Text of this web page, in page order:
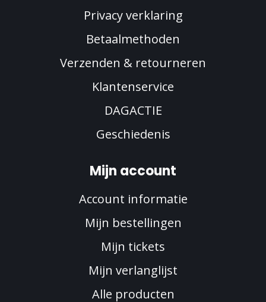
Privacy verklaring
Betaalmethoden
Verzenden & retourneren
Klantenservice
DAGACTIE
Geschiedenis
Mijn account
Account informatie
Mijn bestellingen
Mijn tickets
Mijn verlanglijst
Alle producten